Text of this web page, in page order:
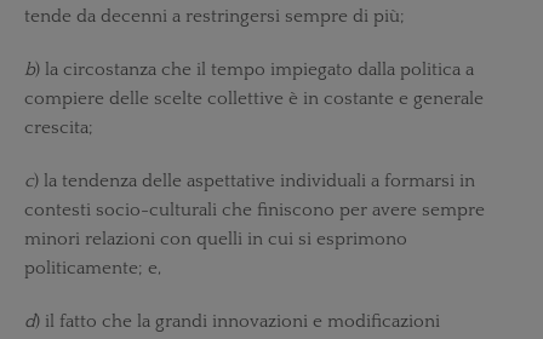
tende da decenni a restringersi sempre di più;
b) la circostanza che il tempo impiegato dalla politica a
compiere delle scelte collettive è in costante e generale
crescita;
c) la tendenza delle aspettative individuali a formarsi in
contesti socio-culturali che finiscono per avere sempre
minori relazioni con quelli in cui si esprimono
politicamente; e,
d) il fatto che la grandi innovazioni e modificazioni